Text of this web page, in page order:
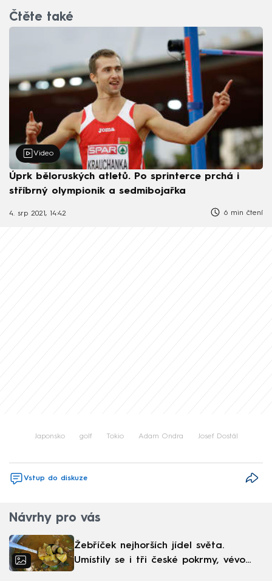
Čtěte také
Video
Úprk běloruských atletů. Po sprinterce prchá i
stříbrný olympionik a sedmibojařka
4. srp 2021, 14:42 6 min čtení
Japonsko golf Tokio Adam Ondra Josef Dostál
Vstup do diskuze
Návrhy pro vás
Žebříček nejhorších jídel světa.
Umístily se i tři české pokrmy, vévodí